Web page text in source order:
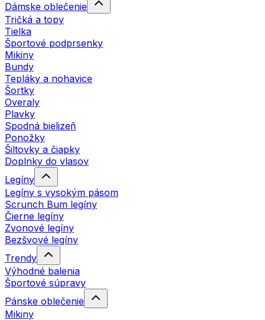
Dámske oblečenie
Tričká a topy
Tielka
Športové podprsenky
Mikiny
Bundy
Tepláky a nohavice
Šortky
Overaly
Plavky
Spodná bielizeň
Ponožky
Šiltovky a čiapky
Doplnky do vlasov
Legíny
Legíny s vysokým pásom
Scrunch Bum legíny
Čierne legíny
Zvonové legíny
Bezšvové legíny
Trendy
Výhodné balenia
Športové súpravy
Pánske oblečenie
Mikiny